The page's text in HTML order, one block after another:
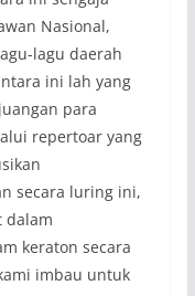
Nasional,
lagu daerah
ini lah yang
para
repertoar yang
secara luring ini,
dalam
keraton secara
imbau untuk